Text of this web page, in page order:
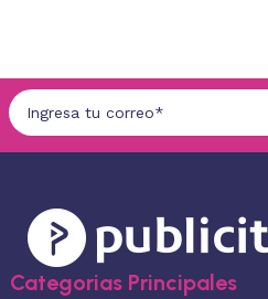
Categorias Principales